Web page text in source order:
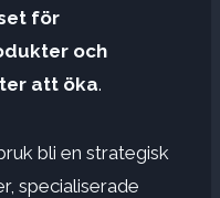
för
och
att öka.
bli en strategisk
specialiserade